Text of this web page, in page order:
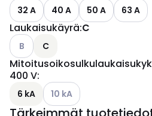
32 A
40 A 50 A 63 A
Laukaisukäyrä:C
Katso käytettävissä olevat
B C
400 V:
6 kA Katso käytettävissä
10 kA